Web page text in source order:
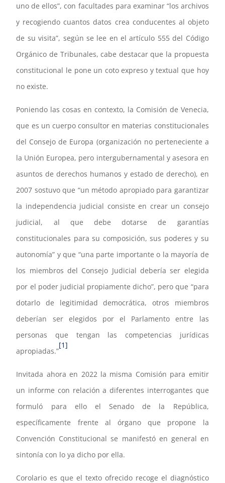
uno de ellos”, con facultades para examinar “los archivos
y recogiendo cuantos datos crea conducentes al objeto
de su visita”, según se lee en el artículo 555 del Código
Orgánico de Tribunales, cabe destacar que la propuesta
constitucional le pone un coto expreso y textual que hoy
no existe.
Poniendo las cosas en contexto, la Comisión de Venecia,
que es un cuerpo consultor en materias constitucionales
del Consejo de Europa (organización no perteneciente a
la Unión Europea, pero intergubernamental y asesora en
asuntos de derechos humanos y estado de derecho), en
2007 sostuvo que “un método apropiado para garantizar
la independencia judicial consiste en crear un consejo
judicial, al que debe dotarse de garantías
constitucionales para su composición, sus poderes y su
autonomía” y que “una parte importante o la mayoría de
los miembros del Consejo Judicial debería ser elegida
por el poder judicial propiamente dicho”, pero que “para
dotarlo de legitimidad democrática, otros miembros
deberían ser elegidos por el Parlamento entre las
personas que tengan las competencias jurídicas
apropiadas.”
[1]
Invitada ahora en 2022 la misma Comisión para emitir
un informe con relación a diferentes interrogantes que
formuló para ello el Senado de la República,
específicamente frente al órgano que propone la
Convención Constitucional se manifestó en general en
sintonía con lo ya dicho por ella.
Corolario es que el texto ofrecido recoge el diagnóstico